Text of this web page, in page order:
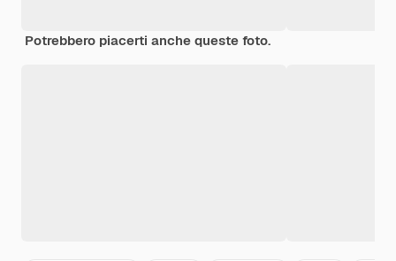
Potrebbero piacerti anche queste foto.